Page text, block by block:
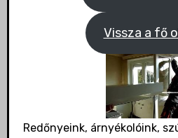
Vissza a fő
Redőnyeink, árnyékolóink,